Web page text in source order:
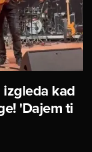
kad
'Dajem ti